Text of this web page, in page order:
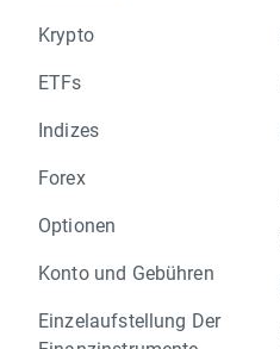
Krypto
ETFs
Indizes
Forex
Optionen
Konto und Gebühren
Einzelaufstellung Der